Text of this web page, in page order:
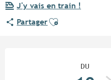
J'y vais en train !
PartagerAjouter aux favoris
DU